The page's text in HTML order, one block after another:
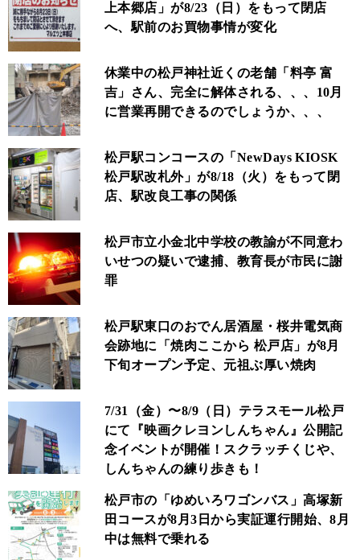
上本郷店」が8/23（日）をもって閉店
へ、駅前のお買物事情が変化
休業中の松戸神社近くの老舗「料亭 富
吉」さん、完全に解体される、、、10月
に営業再開できるのでしょうか、、、
松戸駅コンコースの「NewDays KIOSK
松戸駅改札外」が8/18（火）をもって閉
店、駅改良工事の関係
松戸市立小金北中学校の教諭が不同意わ
いせつの疑いで逮捕、教育長が市民に謝
罪
松戸駅東口のおでん居酒屋・桜井電気商
会跡地に「焼肉ここから 松戸店」が8月
下旬オープン予定、元祖ぶ厚い焼肉
7/31（金）〜8/9（日）テラスモール松戸
にて『映画クレヨンしんちゃん』公開記
念イベントが開催！スクラッチくじや、
しんちゃんの練り歩きも！
松戸市の「ゆめいろワゴンバス」高塚新
田コースが8月3日から実証運行開始、8月
中は無料で乗れる